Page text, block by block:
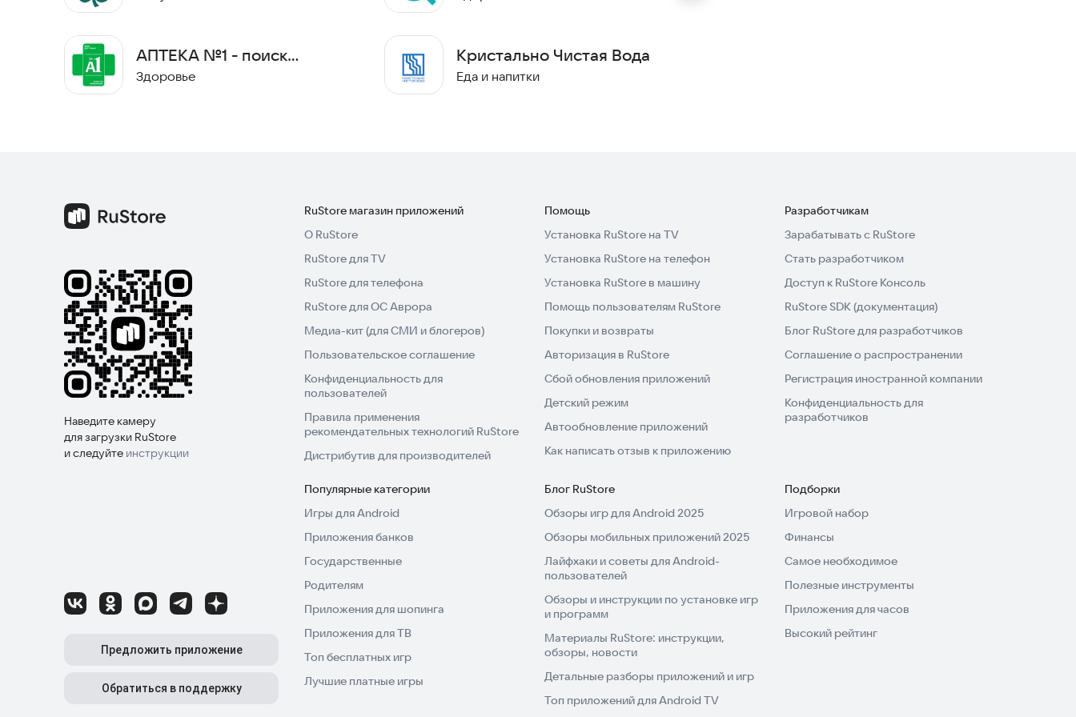
АПТЕКА №1 - поиск
лекарств
Здоровье
Кристально Чистая Вода
Еда и напитки
Наведите камеру
для загрузки RuStore
и следуйте инструкции
Предложить приложение
Обратиться в поддержку
RuStore магазин приложений
О RuStore
RuStore для TV
RuStore для телефона
RuStore для ОС Аврора
Медиа-кит (для СМИ и блогеров)
Пользовательское соглашение
Конфиденциальность для
пользователей
Правила применения
рекомендательных технологий RuStore
Дистрибутив для производителей
Помощь
Установка RuStore на TV
Установка RuStore на телефон
Установка RuStore в машину
Помощь пользователям RuStore
Покупки и возвраты
Авторизация в RuStore
Сбой обновления приложений
Детский режим
Автообновление приложений
Как написать отзыв к приложению
Разработчикам
Зарабатывать с RuStore
Стать разработчиком
Доступ к RuStore Консоль
RuStore SDK (документация)
Блог RuStore для разработчиков
Соглашение о распространении
Регистрация иностранной компании
Конфиденциальность для
разработчиков
Популярные категории
Игры для Android
Приложения банков
Государственные
Родителям
Приложения для шопинга
Приложения для ТВ
Топ бесплатных игр
Лучшие платные игры
Блог RuStore
Обзоры игр для Android 2025
Обзоры мобильных приложений 2025
Лайфхаки и советы для Android-
пользователей
Обзоры и инструкции по установке игр
и программ
Материалы RuStore: инструкции,
обзоры, новости
Детальные разборы приложений и игр
Топ приложений для Android TV
Подборки
Игровой набор
Финансы
Самое необходимое
Полезные инструменты
Приложения для часов
Высокий рейтинг